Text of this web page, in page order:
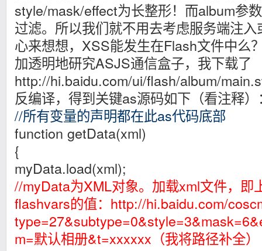
style/mask/effect为长整形！而album参
过滤。所以我们就不用去考虑服务端注
心来想想，XSS能发生在Flash文件中么
加透明地研究ASJS通信盒子，我下载了
http://hi.baidu.com/ui/flash/album/
反编译，得到关键as源码如下（看注释）
//所有变量的声明都在此as代码底部
function getData(xml)
{
myData.load(xml);
//myData为XML对象。加载xml文件，即
flashvars的值： http://hi.baidu.com/
m=默认相册&t=xxxxxx（我将路径补全）